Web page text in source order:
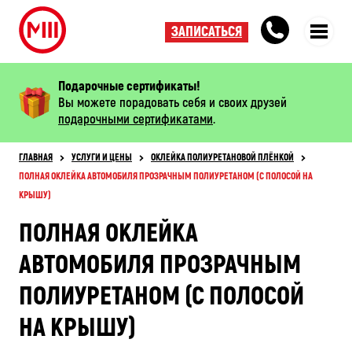
Подарочные сертификаты!
Вы можете порадовать себя и своих друзей
подарочными сертификатами.
ГЛАВНАЯ УСЛУГИ И ЦЕНЫ
ОКЛЕЙКА ПОЛИУРЕТАНОВОЙ ПЛЁНКОЙ
ПОЛНАЯ ОКЛЕЙКА АВТОМОБИЛЯ ПРОЗРАЧНЫМ ПОЛИУРЕТАНОМ (С ПОЛОСОЙ НА
КРЫШУ)
ПОЛНАЯ ОКЛЕЙКА
АВТОМОБИЛЯ ПРОЗРАЧНЫМ
ПОЛИУРЕТАНОМ (С ПОЛОСОЙ
НА КРЫШУ)
ЗАПИСАТЬСЯ